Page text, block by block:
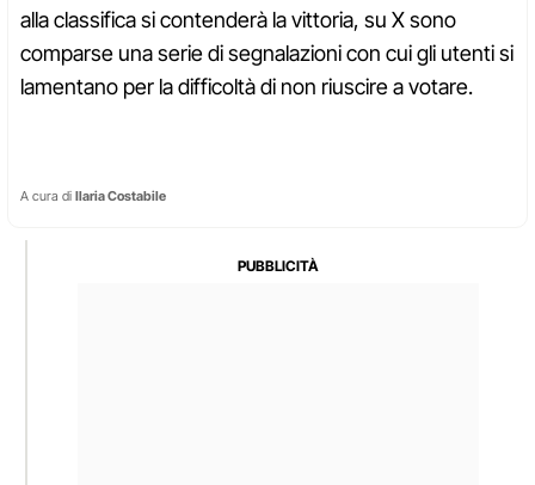
alla classifica si contenderà la vittoria, su X sono
comparse una serie di segnalazioni con cui gli utenti si
lamentano per la difficoltà di non riuscire a votare.
A cura di Ilaria Costabile